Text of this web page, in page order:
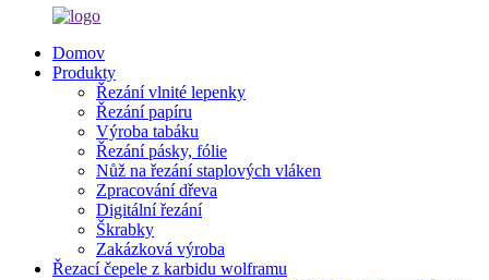
Domov
Produkty
Řezání vlnité lepenky
Řezání papíru
Výroba tabáku
Řezání pásky, fólie
Nůž na řezání staplových vláken
Zpracování dřeva
Digitální řezání
Škrabky
Zakázková výroba
Řezací čepele z karbidu wolframu